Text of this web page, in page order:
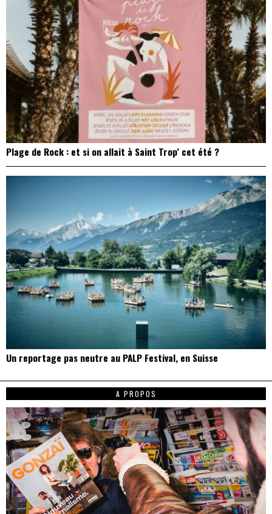
Plage de Rock : et si on allait à Saint Trop’ cet été ?
Un reportage pas neutre au PALP Festival, en Suisse
A PROPOS